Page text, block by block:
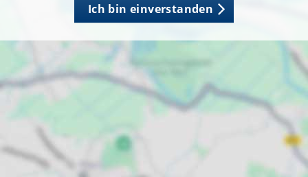
Ich bin einverstanden